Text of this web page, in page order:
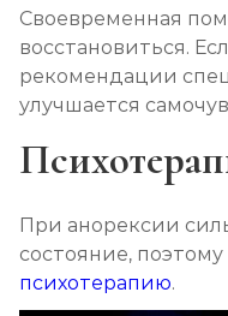
Своевременная
восстановиться.
рекомендации
улучшается
При анорексии
состояние,
психотерапию.